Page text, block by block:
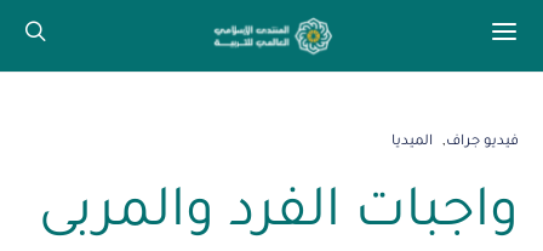
فيديو جراف الميديا
واجبات الفرد والمربى